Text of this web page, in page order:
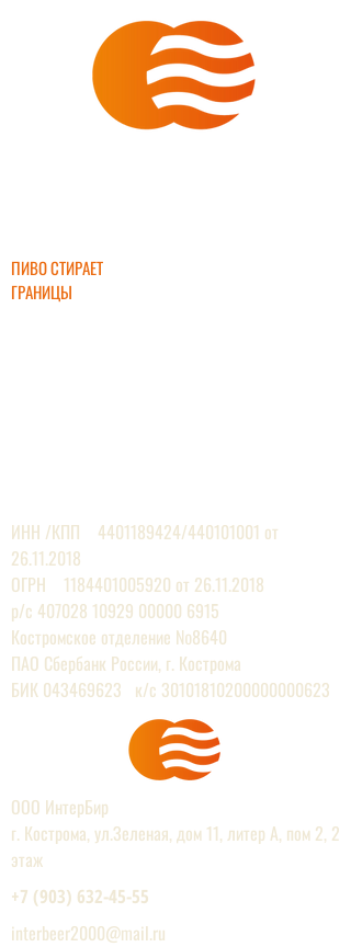
ПИВО СТИРАЕТ
ГРАНИЦЫ
ИНН /КПП 4401189424/440101001 от
26.11.2018
ОГРН 1184401005920 от 26.11.2018
р/с 407028 10929 00000 6915
Костромское отделение №8640
ПАО Сбербанк России, г. Кострома
БИК 043469623 к/с 30101810200000000623
ООО ИнтерБир
г. Кострома, ул.Зеленая, дом 11, литер А, пом 2, 2
этаж
+7 (903) 632-45-55
interbeer2000@mail.ru